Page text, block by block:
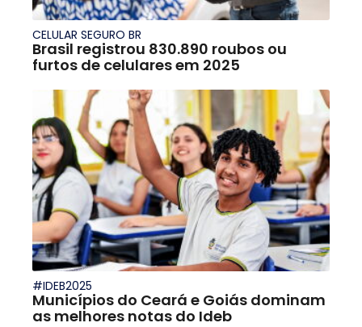
CELULAR SEGURO BR
Brasil registrou 830.890 roubos ou
furtos de celulares em 2025
#IDEB2025
Municípios do Ceará e Goiás dominam
as melhores notas do Ideb